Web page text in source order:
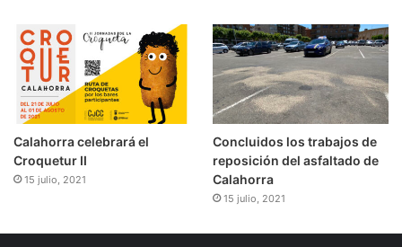
Calahorra celebrará el
Croquetur II
15 julio, 2021
Concluidos los trabajos de
reposición del asfaltado de
Calahorra
15 julio, 2021